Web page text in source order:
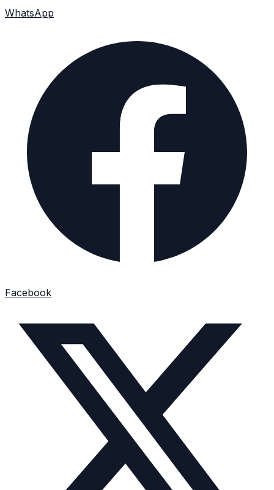
WhatsApp
Facebook